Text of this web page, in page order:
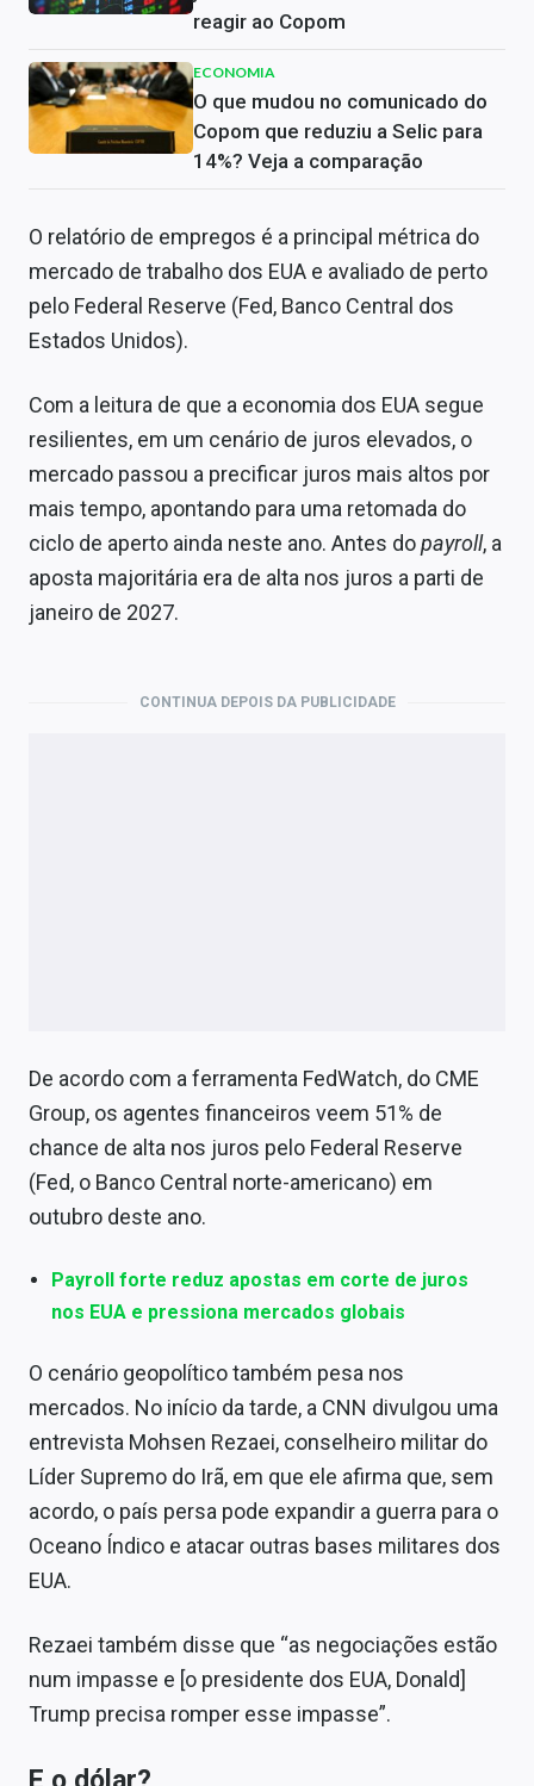
reagir ao Copom
ECONOMIA
O que mudou no comunicado do
Copom que reduziu a Selic para
14%? Veja a comparação
O relatório de empregos é a principal métrica do
mercado de trabalho dos EUA e avaliado de perto
pelo Federal Reserve (Fed, Banco Central dos
Estados Unidos).
Com a leitura de que a economia dos EUA segue
resilientes, em um cenário de juros elevados, o
mercado passou a precificar juros mais altos por
mais tempo, apontando para uma retomada do
ciclo de aperto ainda neste ano. Antes dopayroll, a
aposta majoritária era de alta nos juros a parti de
janeiro de 2027.
CONTINUA DEPOIS DA PUBLICIDADE
De acordo com a ferramenta FedWatch, do CME
Group, os agentes financeiros veem 51% de
chance de alta nos juros pelo Federal Reserve
(Fed, o Banco Central norte-americano) em
outubro deste ano.
Payroll forte reduz apostas em corte de juros
nos EUA e pressiona mercados globais
O cenário geopolítico também pesa nos
mercados. No início da tarde, a CNN divulgou uma
entrevista Mohsen Rezaei, conselheiro militar do
Líder Supremo do Irã, em que ele afirma que, sem
acordo, o país persa pode expandir a guerra para o
Oceano Índico e atacar outras bases militares dos
EUA.
Rezaei também disse que “as negociações estão
num impasse e [o presidente dos EUA, Donald]
Trump precisa romper esse impasse”.